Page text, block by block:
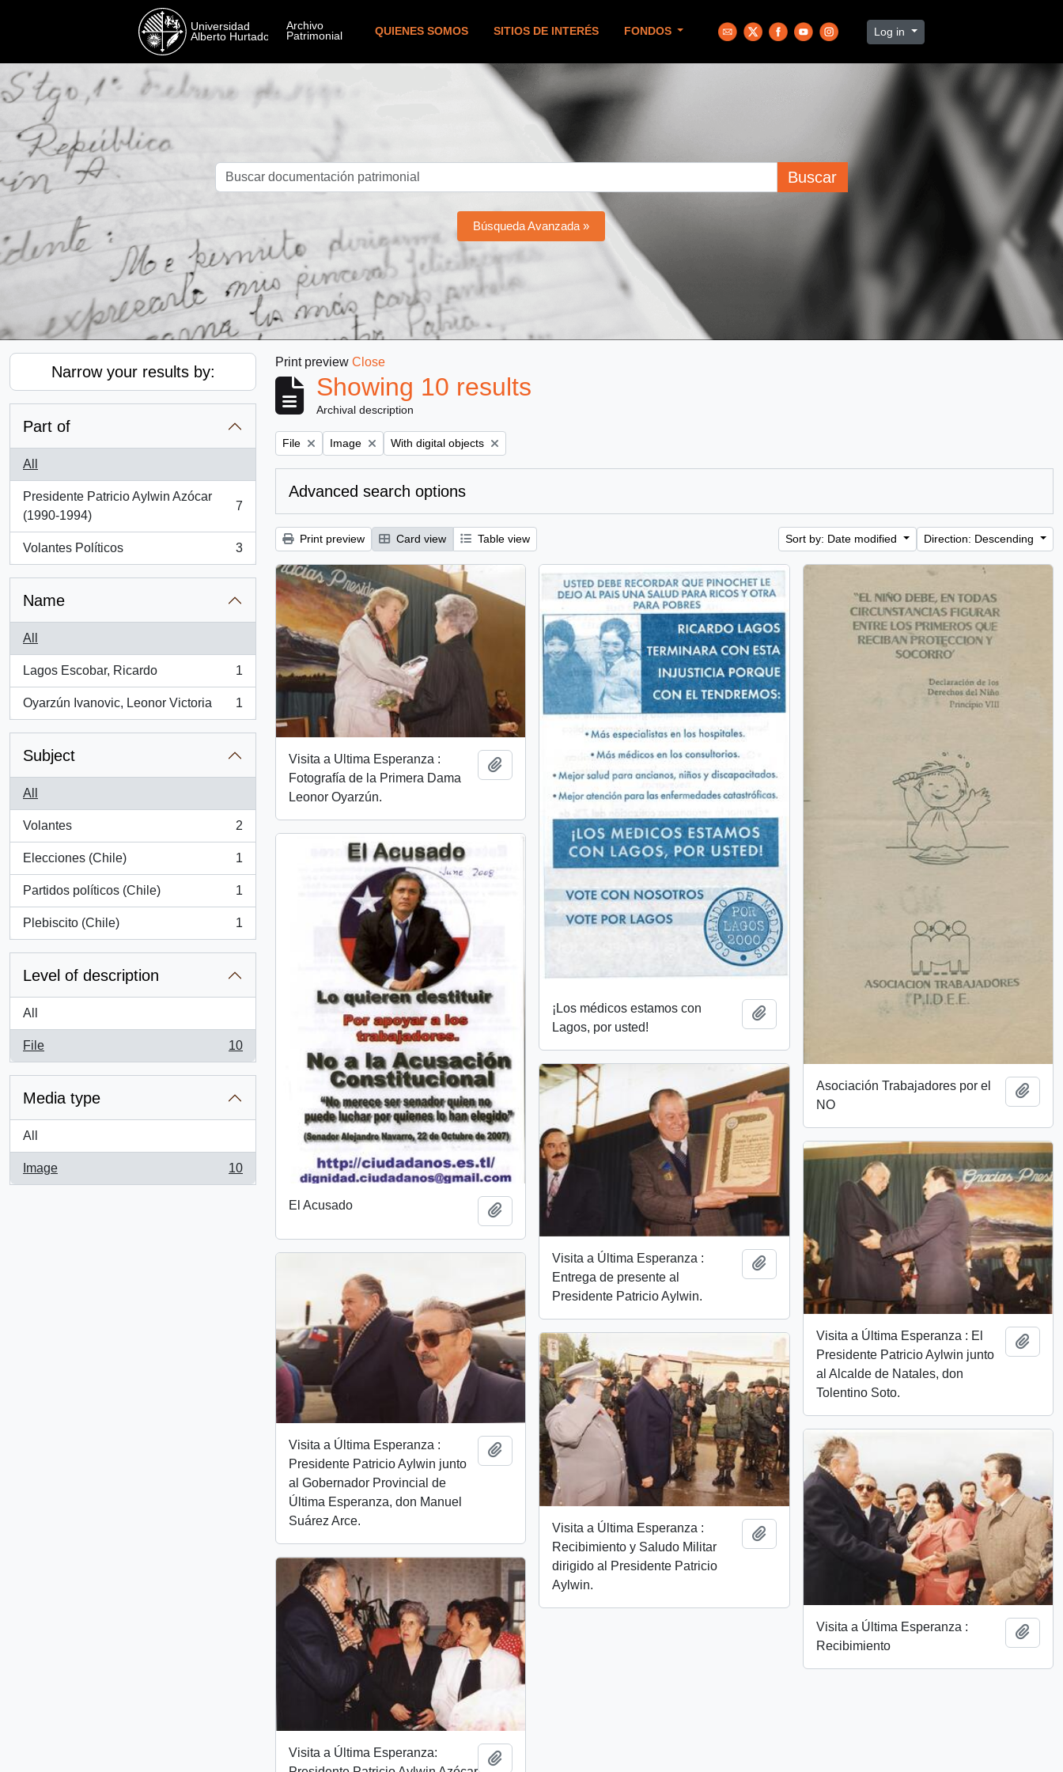
QUIENES SOMOS SITIOS DE INTERÉS FONDOS Log in
Buscar
Búsqueda Avanzada »
Narrow your results by:
Part of
All
Presidente Patricio Aylwin Azócar
(1990-1994)
, 7 results
7
Volantes Políticos
, 3 results
3
Name
All
Lagos Escobar, Ricardo
, 1 results
1
Oyarzún Ivanovic, Leonor Victoria
, 1 results
1
Subject
All
Volantes
, 2 results
2
Elecciones (Chile)
, 1 results
1
Partidos políticos (Chile)
, 1 results
1
Plebiscito (Chile)
, 1 results
1
Level of description
All
File
, 10 results
10
Media type
All
Image
, 10 results
10
Print preview Close
Showing 10 results
Archival description
Remove filter:
File Remove filter:
Image Remove filter:
With digital objects
Advanced search options
Print preview Card view Table view Sort by: Date modified Direction: Descending
Visita a Ultima Esperanza :
Fotografía de la Primera Dama
Leonor Oyarzún.
¡Los médicos estamos con
Lagos, por usted!
Add to clipboard
Asociación Trabajadores por el
NO
Add
El Acusado Add to clipboard
Visita a Última Esperanza :
Entrega de presente al
Presidente Patricio Aylwin.
Add to clipboard
Visita a Última Esperanza : El
Presidente Patricio Aylwin junto
al Alcalde de Natales, don
Tolentino Soto.
Add
Visita a Última Esperanza :
Presidente Patricio Aylwin junto
al Gobernador Provincial de
Última Esperanza, don Manuel
Suárez Arce.
Add to clipboard
Visita a Última Esperanza :
Recibimiento y Saludo Militar
dirigido al Presidente Patricio
Aylwin.
Add to clipboard
Visita a Última Esperanza :
Recibimiento
Add
Visita a Última Esperanza: